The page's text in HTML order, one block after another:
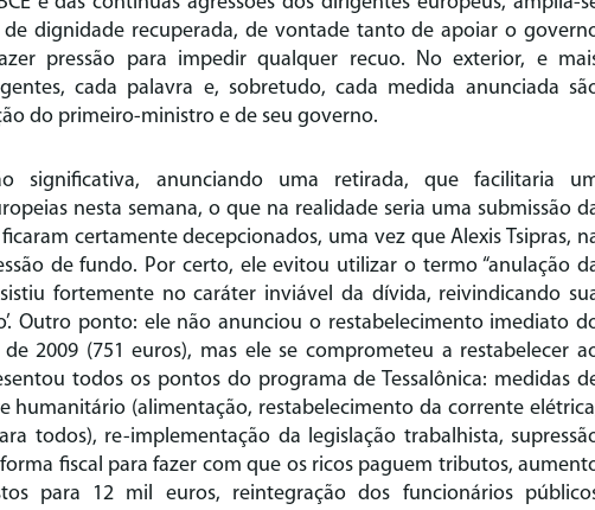
de dignidade recuperada, de vontade tanto de apoiar o
pressão para impedir qualquer recuo. No exterior, e
cada palavra e, sobretudo, cada medida anunciada
do primeiro-ministro e de seu governo.
significativa, anunciando uma retirada, que facilitaria
nesta semana, o que na realidade seria uma submissão
certamente decepcionados, uma vez que Alexis Tsipras,
de fundo. Por certo, ele evitou utilizar o termo “anulação
fortemente no caráter inviável da dívida, reivindicando
Outro ponto: ele não anunciou o restabelecimento imediato
2009 (751 euros), mas ele se comprometeu a restabelecer
todos os pontos do programa de Tessalônica: medidas
humanitário (alimentação, restabelecimento da corrente
todos), re-implementação da legislação trabalhista,
fiscal para fazer com que os ricos paguem tributos,
para 12 mil euros, reintegração dos funcionários